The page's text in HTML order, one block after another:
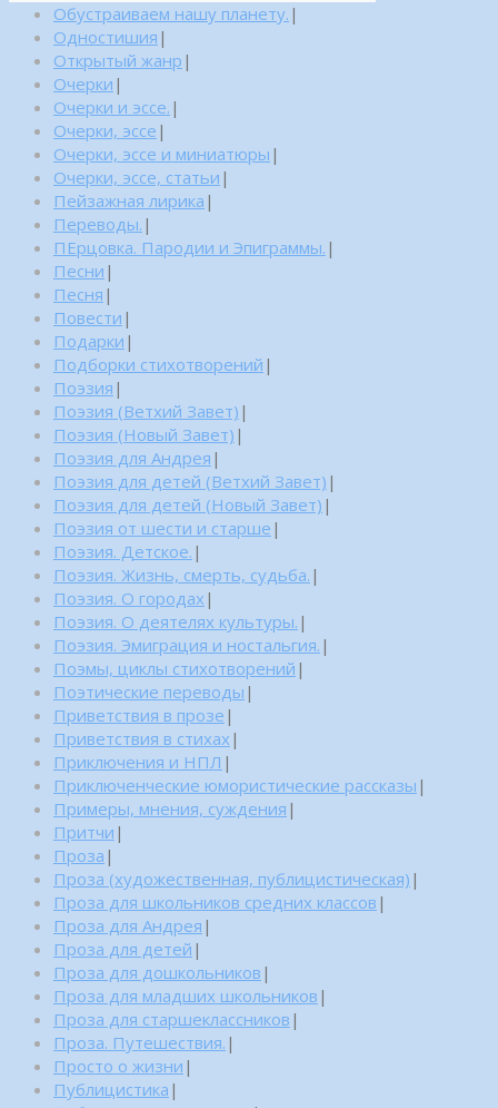
Обустраиваем нашу планету. |
Одностишия |
Открытый жанр |
Очерки |
Очерки и эссе. |
Очерки, эссе |
Очерки, эссе и миниатюры |
Очерки, эссе, статьи |
Пейзажная лирика |
Переводы. |
ПЕрцовка. Пародии и Эпиграммы. |
Песни |
Песня |
Повести |
Подарки |
Подборки стихотворений |
Поэзия |
Поэзия (Ветхий Завет) |
Поэзия (Новый Завет) |
Поэзия для Андрея |
Поэзия для детей (Ветхий Завет) |
Поэзия для детей (Новый Завет) |
Поэзия от шести и старше |
Поэзия. Детское. |
Поэзия. Жизнь, смерть, судьба. |
Поэзия. О городах |
Поэзия. О деятелях культуры. |
Поэзия. Эмиграция и ностальгия. |
Поэмы, циклы стихотворений |
Поэтические переводы |
Приветствия в прозе |
Приветствия в стихах |
Приключения и НПЛ |
Приключенческие юмористические рассказы |
Примеры, мнения, суждения |
Притчи |
Проза |
Проза (художественная, публицистическая) |
Проза для школьников средних классов |
Проза для Андрея |
Проза для детей |
Проза для дошкольников |
Проза для младших школьников |
Проза для старшеклассников |
Проза. Путешествия. |
Просто о жизни |
Публицистика |